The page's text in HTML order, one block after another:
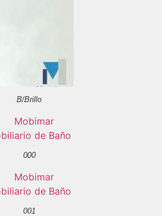
B/Brillo
000
001